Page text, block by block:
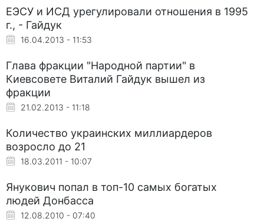
ЕЭСУ и ИСД урегулировали отношения в 1995
г., - Гайдук
16.04.2013 - 11:53
Глава фракции "Народной партии" в
Киевсовете Виталий Гайдук вышел из
фракции
21.02.2013 - 11:18
Количество украинских миллиардеров
возросло до 21
18.03.2011 - 10:07
Янукович попал в топ-10 самых богатых
людей Донбасса
12.08.2010 - 07:40